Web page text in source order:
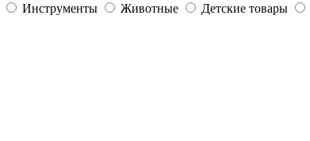
Инструменты Животные Детские товары